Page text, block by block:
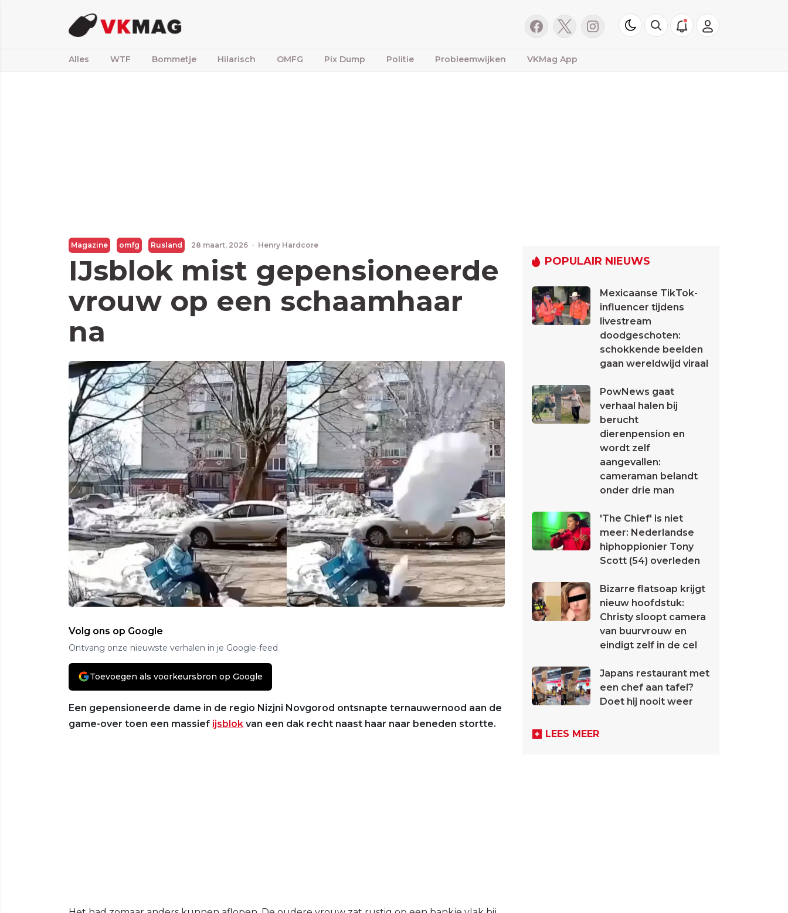
Alles WTF Bommetje Hilarisch OMFG Pix Dump Politie Probleemwijken VKMag App
Magazine omfg Rusland 28 maart, 2026 · Henry Hardcore
IJsblok mist gepensioneerde
vrouw op een schaamhaar
na
Volg ons op Google
Ontvang onze nieuwste verhalen in je Google-feed
Toevoegen als voorkeursbron op Google
Een gepensioneerde dame in de regio Nizjni Novgorod ontsnapte ternauwernood aan de
game-over toen een massief ijsblok van een dak recht naast haar naar beneden stortte.
POPULAIR NIEUWS
Mexicaanse TikTok-
influencer tijdens
livestream
doodgeschoten:
schokkende beelden
gaan wereldwijd viraal
PowNews gaat
verhaal halen bij
berucht
dierenpension en
wordt zelf
aangevallen:
cameraman belandt
onder drie man
'The Chief' is niet
meer: Nederlandse
hiphoppionier Tony
Scott (54) overleden
Bizarre flatsoap krijgt
nieuw hoofdstuk:
Christy sloopt camera
van buurvrouw en
eindigt zelf in de cel
Japans restaurant met
een chef aan tafel?
Doet hij nooit weer
LEES MEER